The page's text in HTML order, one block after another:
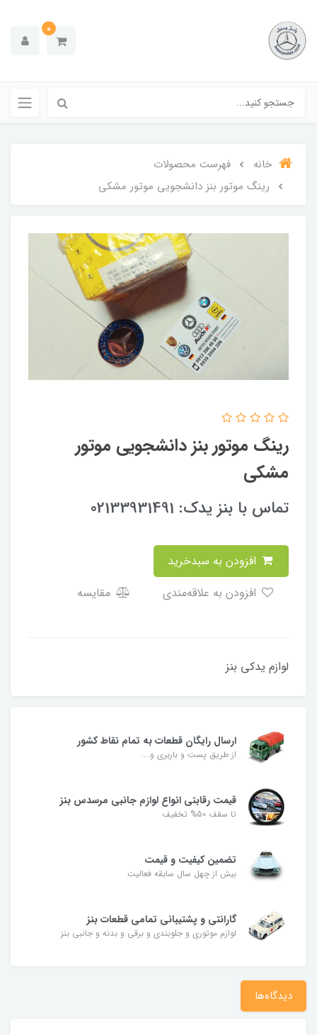
0
خانه
فهرست محصولات
رینگ موتور بنز دانشجویی موتور مشکی
رینگ موتور بنز دانشجویی موتور
مشکی
تماس با بنز یدک: 02133931491
مقایسه
لوازم یدکی بنز
ارسال رایگان قطعات به تمام نقاط کشور
از طریق پست و باربری و....
قیمت رقابتی انواع لوازم جانبی مرسدس بنز
تا سقف 50% تخفیف
تضمین کیفیت و قیمت
بیش از چهل سال سابقه فعالیت
گارانتی و پشتیبانی تمامی قطعات بنز
لوازم موتوری و جلوبندی و برقی و بدنه و جانبی بنز
دیدگاه‌ها